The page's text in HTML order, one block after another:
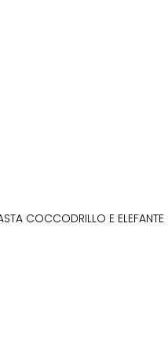
COCCODRILLO E